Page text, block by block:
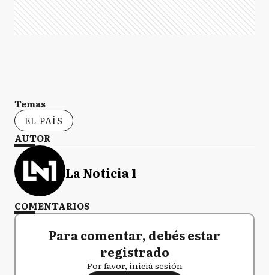
Temas
EL PAÍS
AUTOR
La Noticia 1
COMENTARIOS
Para comentar, debés estar
registrado
Por favor, iniciá sesión